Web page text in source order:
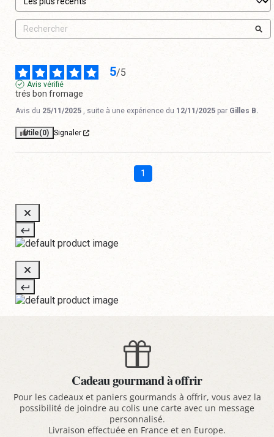
5/5
Avis vérifié
trés bon fromage
Avis du 25/11/2025 , suite à une expérience du 12/11/2025 par Gilles B.
Utile(0) Signaler
1
Cadeau gourmand à offrir
Pour les cadeaux et paniers gourmands à offrir, vous avez la
possibilité de joindre au colis une carte avec un message
personnalisé.
Livraison effectuée en France et en Europe.